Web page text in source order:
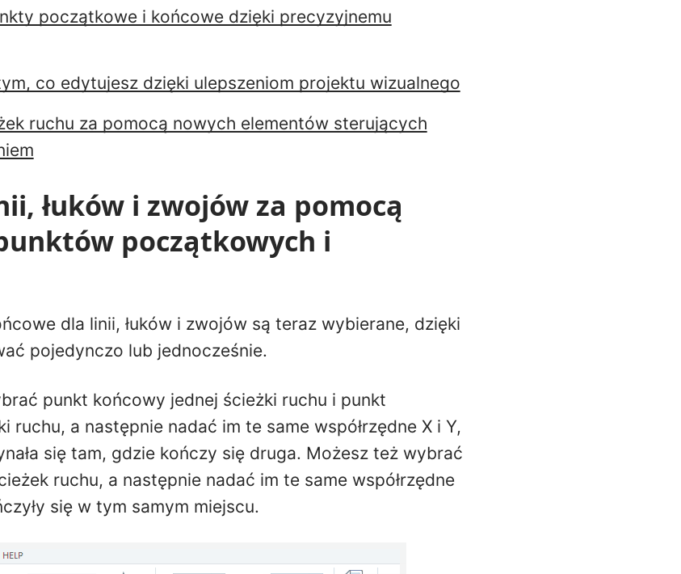
początkowe i końcowe dzięki precyzyjnemu
co edytujesz dzięki ulepszeniom projektu wizualnego
ruchu za pomocą nowych elementów sterujących
łuków i zwojów za pomocą
początkowych i
dla linii, łuków i zwojów są teraz wybierane, dzięki
pojedynczo lub jednocześnie.
punkt końcowy jednej ścieżki ruchu i punkt
ruchu, a następnie nadać im te same współrzędne X i Y,
się tam, gdzie kończy się druga. Możesz też wybrać
ruchu, a następnie nadać im te same współrzędne
się w tym samym miejscu.